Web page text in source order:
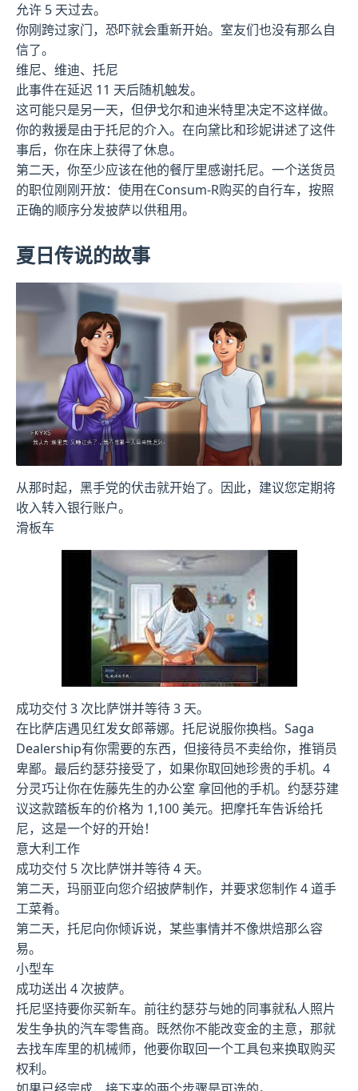
允许 5 天过去。
你刚跨过家门，恐吓就会重新开始。室友们也没有那么自
信了。
维尼、维迪、托尼
此事件在延迟 11 天后随机触发。
这可能只是另一天，但伊戈尔和迪米特里决定不这样做。
你的救援是由于托尼的介入。在向黛比和珍妮讲述了这件
事后，你在床上获得了休息。
第二天，你至少应该在他的餐厅里感谢托尼。一个送货员
的职位刚刚开放：使用在Consum-R购买的自行车，按照
正确的顺序分发披萨以供租用。
夏日传说的故事
从那时起，黑手党的伏击就开始了。因此，建议您定期将
收入转入银行账户。
滑板车
成功交付 3 次比萨饼并等待 3 天。
在比萨店遇见红发女郎蒂娜。托尼说服你换档。Saga
Dealership有你需要的东西，但接待员不卖给你，推销员
卑鄙。最后约瑟芬接受了，如果你取回她珍贵的手机。4
分灵巧让你在佐藤先生的办公室 拿回他的手机。约瑟芬建
议这款踏板车的价格为 1,100 美元。把摩托车告诉给托
尼，这是一个好的开始！
意大利工作
成功交付 5 次比萨饼并等待 4 天。
第二天，玛丽亚向您介绍披萨制作，并要求您制作 4 道手
工菜肴。
第二天，托尼向你倾诉说，某些事情并不像烘焙那么容
易。
小型车
成功送出 4 次披萨。
托尼坚持要你买新车。前往约瑟芬与她的同事就私人照片
发生争执的汽车零售商。既然你不能改变金的主意，那就
去找车库里的机械师，他要你取回一个工具包来换取购买
权利。